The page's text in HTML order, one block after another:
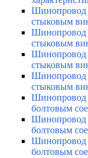
Шинопровод
стыковым
Шинопровод
стыковым
Шинопровод
стыковым
Шинопровод
стыковым
Шинопровод
болтовым
Шинопровод
болтовым
Шинопровод
болтовым